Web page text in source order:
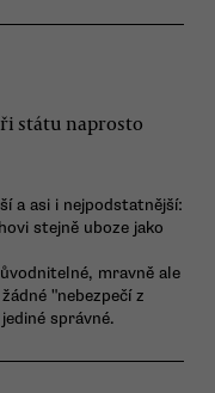
státu naprosto
a asi i nejpodstatnější:
stejně uboze jako
mravně ale
"nebezpečí z
správné.